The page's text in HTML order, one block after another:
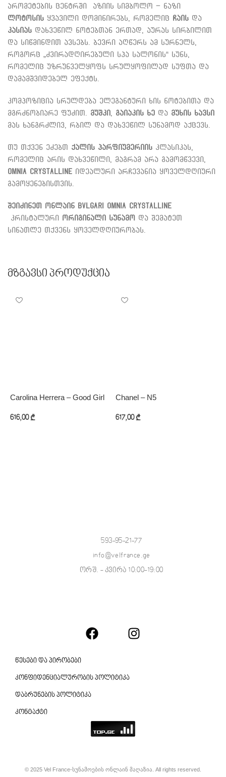
არომეტების ცენტრში აზიის სიმბოლო – ნაზი
ლოტოსის ყვავილი დომინირებს, რომელიც ჩაის და
კასიას დახვეწილ ნოტებთან ერთად, აურას სირბილით
და სიწმინდით ავსებს. ბევრი აღწერს ამ სურნელს,
როგორც „ძვირადღირებული სპა სალონის“ სუნს,
რომელიც უზრუნველყოფს სრულყოფილად სუფთა და
დამამშვიდებელ ეფექტს.
კომპოზიცია სრულდება ელეგანტური ხის ნოტებითა და
მგრძნობიარე ფუძით. მუშკი გაიაკის ხე და მუხის ხავსი
მას ხანგრძლივ, რბილ და დახვეწილ სუნამოდ აქცევს.
თუ თქვენ ეძებთ ქალის პარფიუმერიის კლასიკას,
რომელიც არის დახვეწილი, მაგრამ არა გამომწვევი,
Omnia Crystalline იდეალური არჩევანია ყოველდღიური
გამოყენებისთვის.
შეიძინეთ ონლაინ
Bvlgari Omnia Crystalline
კრისტალური
ორიგინალი სუნამო
და შემატეთ
სინათლე თქვენს ყოველდღიურობას.
Მზგავსი Პროდუქცია
Carolina Herrera – Good Girl
616,00 ₾
Chanel – N5
617,00 ₾
593-95-21-77
info@velfrance.ge
ორშ. - კვირა 10:00-19:00
წესები და პირობები
კონფიდენციალურობის პოლიტიკა
დაბრუნების პოლიტიკა
კონტაქტი
© 2025 Vel France-სუნამოების ონლაინ მაღაზია. All rights reserved.